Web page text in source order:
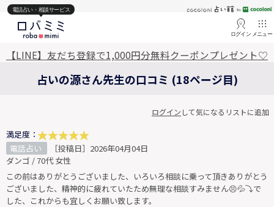
電話占い・相談サービス
ログイン メニュー
【LINE】友だち登録で1,000円分無料クーポンプレゼント♡
占いの源さん先生の口コミ (18ページ目)
ログイン して気になるリストに追加
満足度：
電話占い
［投稿日］2026年04月04日
ダンゴ / 70代 女性
この前はありがとうございました、いろいろ相談に乗って頂きありがとう
ございました、精神的に疲れていたため無理な相談すみません😣💦⤵️で
した、これからも宜しくお願い致します。